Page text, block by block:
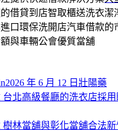
借貸到店智取櫃送洗衣潔
口環保洗開店汽車借款的
與車輛公會優質當舖
佈
日
2026 年 6 月 12 日 類
壯陽藥
上
篇
台北高級餐廳的洗衣店採
下
樹林當舖與彰化當舖合法